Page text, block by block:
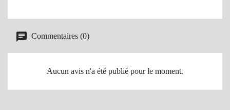
Commentaires (0)
Aucun avis n'a été publié pour le moment.